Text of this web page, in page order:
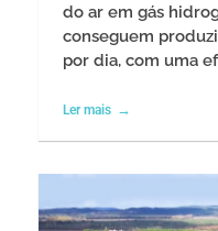
do ar em gás
conseguem
por dia, com uma
Ler mais